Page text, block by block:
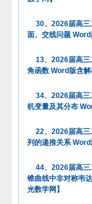
30、2026届高三
面、交线问题 Word
13、2026届高三
角函数 Word版含解
34、2026届高三
机变量及其分布
22、2026届高三
列的递推关系 Word
44、2026届高三
锥曲线中非对称韦
光数学网】